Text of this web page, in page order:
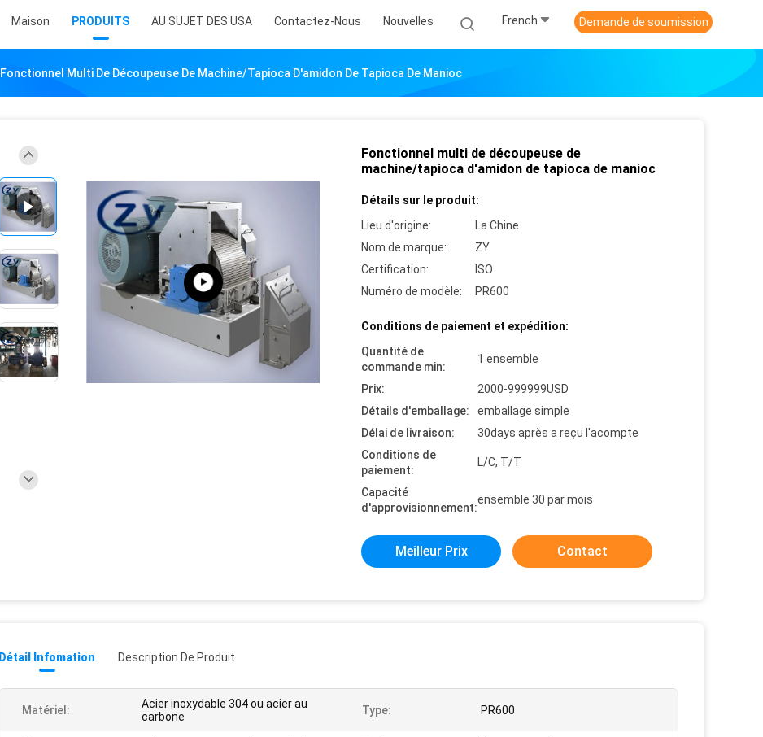
Maison PRODUITS AU SUJET DES USA Contactez-Nous Nouvelles French Demande de soumission
Fonctionnel Multi De Découpeuse De Machine/tapioca D'amidon De Tapioca De Manioc
Fonctionnel multi de découpeuse de
machine/tapioca d'amidon de tapioca de manioc
Détails sur le produit:
Lieu d'origine:
La Chine
Nom de marque:
ZY
Certification:
ISO
Numéro de modèle:
PR600
Conditions de paiement et expédition:
Quantité de
commande min:
1 ensemble
Prix:
2000-999999USD
Détails d'emballage:
emballage simple
Délai de livraison:
30days après a reçu l'acompte
Conditions de
paiement:
L/C, T/T
Capacité
d'approvisionnement:
ensemble 30 par mois
Meilleur Prix Contact
Détail Infomation Description De Produit
Matériel:
Acier inoxydable 304 ou acier au
carbone
Type: PR600